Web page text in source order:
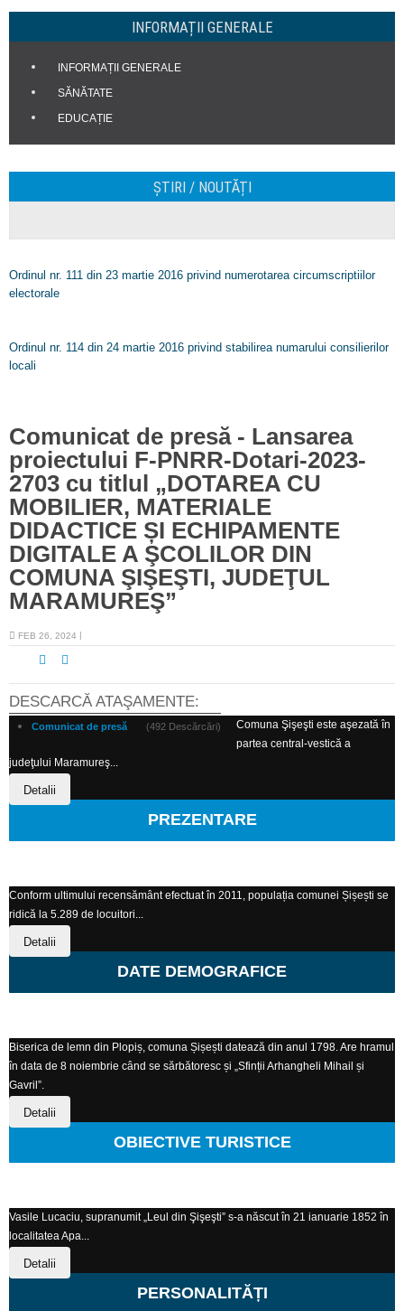
INFORMAȚII GENERALE
INFORMAȚII GENERALE
SĂNĂTATE
EDUCAȚIE
ȘTIRI / NOUTĂȚI
Ordinul nr. 111 din 23 martie 2016 privind numerotarea circumscriptiilor
electorale
Ordinul nr. 114 din 24 martie 2016 privind stabilirea numarului consilierilor
locali
Comunicat de presă - Lansarea
proiectului F-PNRR-Dotari-2023-
2703 cu titlul „DOTAREA CU
MOBILIER, MATERIALE
DIDACTICE ȘI ECHIPAMENTE
DIGITALE A ŞCOLILOR DIN
COMUNA ŞIŞEŞTI, JUDEŢUL
MARAMUREŞ”
FEB 26, 2024
DESCARCĂ ATAŞAMENTE:
Comunicat de presă (492 Descărcări)
Comuna Şişeşti este aşezată în
partea central-vestică a
judeţului Maramureş...
Detalii
PREZENTARE
Conform ultimului recensământ efectuat în 2011, populația comunei Șișești se
ridică la 5.289 de locuitori...
Detalii
DATE DEMOGRAFICE
Biserica de lemn din Plopiș, comuna Șișești datează din anul 1798. Are hramul
în data de 8 noiembrie când se sărbătoresc și „Sfinții Arhangheli Mihail și
Gavril”.
Detalii
OBIECTIVE TURISTICE
Vasile Lucaciu, supranumit „Leul din Şişeşti” s-a născut în 21 ianuarie 1852 în
localitatea Apa...
Detalii
PERSONALITĂȚI